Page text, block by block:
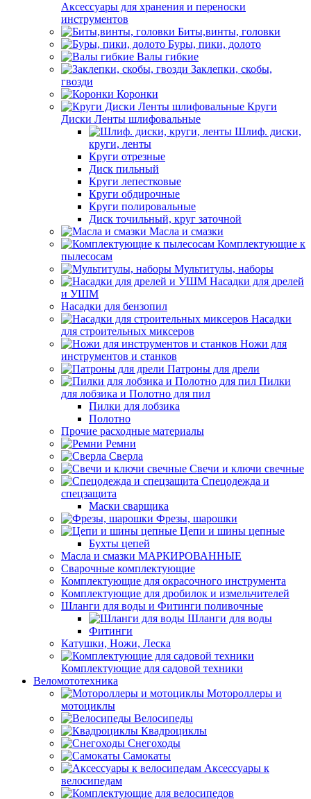
Аксессуары для хранения и переноски
инструментов
Биты,винты, головки
Буры, пики, долото
Валы гибкие
Заклепки, скобы,
гвозди
Коронки
Круги
Диски Ленты шлифовальные
Шлиф. диски,
круги, ленты
Круги отрезные
Диск пильный
Круги лепестковые
Круги обдирочные
Круги полировальные
Диск точильный, круг заточной
Масла и смазки
Комплектующие к
пылесосам
Мультитулы, наборы
Насадки для дрелей
и УШМ
Насадки для бензопил
Насадки
для строительных миксеров
Ножи для
инструментов и станков
Патроны для дрели
Пилки
для лобзика и Полотно для пил
Пилки для лобзика
Полотно
Прочие расходные материалы
Ремни
Сверла
Свечи и ключи свечные
Спецодежда и
спецзащита
Маски сварщика
Фрезы, шарошки
Цепи и шины цепные
Бухты цепей
Масла и смазки МАРКИРОВАННЫЕ
Сварочные комплектующие
Комплектующие для окрасочного инструмента
Комплектующие для дробилок и измельчителей
Шланги для воды и Фитинги поливочные
Шланги для воды
Фитинги
Катушки, Ножи, Леска
Комплектующие для садовой техники
Веломототехника
Мотороллеры и
мотоциклы
Велосипеды
Квадроциклы
Снегоходы
Самокаты
Аксессуары к
велосипедам